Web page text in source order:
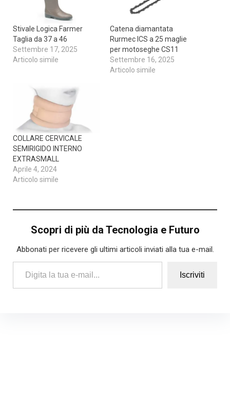
Stivale Logica Farmer
Taglia da 37 a 46
Settembre 17, 2025
Articolo simile
Catena diamantata
Rurmec ICS a 25 maglie
per motoseghe CS11
Settembre 16, 2025
Articolo simile
COLLARE CERVICALE
SEMIRIGIDO INTERNO
EXTRASMALL
Aprile 4, 2024
Articolo simile
Scopri di più da Tecnologia e Futuro
Abbonati per ricevere gli ultimi articoli inviati alla tua e-mail.
Digita la tua e-mail...
Iscriviti